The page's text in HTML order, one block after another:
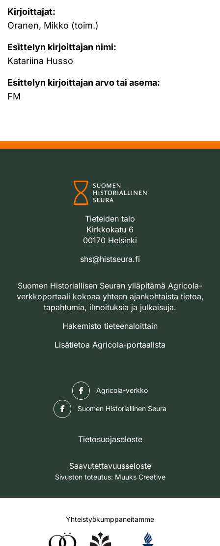
Kirjoittajat:
Oranen, Mikko (toim.)
Esittelyn kirjoittajan nimi:
Katariina Husso
Esittelyn kirjoittajan arvo tai asema:
FM
Tieteiden talo
Kirkkokatu 6
00170 Helsinki
shs@histseura.fi
Suomen Historiallisen Seuran ylläpitämä Agricola-
verkkoportaali kokoaa yhteen ajankohtaista tietoa,
tapahtumia, ilmoituksia ja julkaisuja.
Hakemisto tieteenaloittain
Lisätietoa Agricola-portaalista
Agricola-verkko
Suomen Historiallinen Seura
Tietosuojaseloste
Saavutettavuusseloste
Sivuston toteutus: Muuks Creative
Yhteistyökumppaneitamme